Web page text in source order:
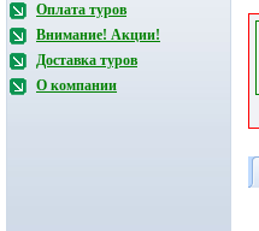
Оплата туров
Внимание! Акции!
Доставка туров
О компании